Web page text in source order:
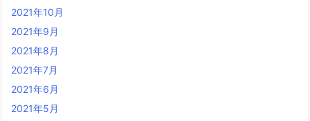
2021年10月
2021年9月
2021年8月
2021年7月
2021年6月
2021年5月